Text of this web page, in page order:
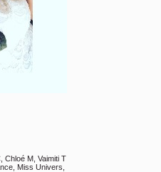
Chloé M, Vaimiti T
Miss Univers,